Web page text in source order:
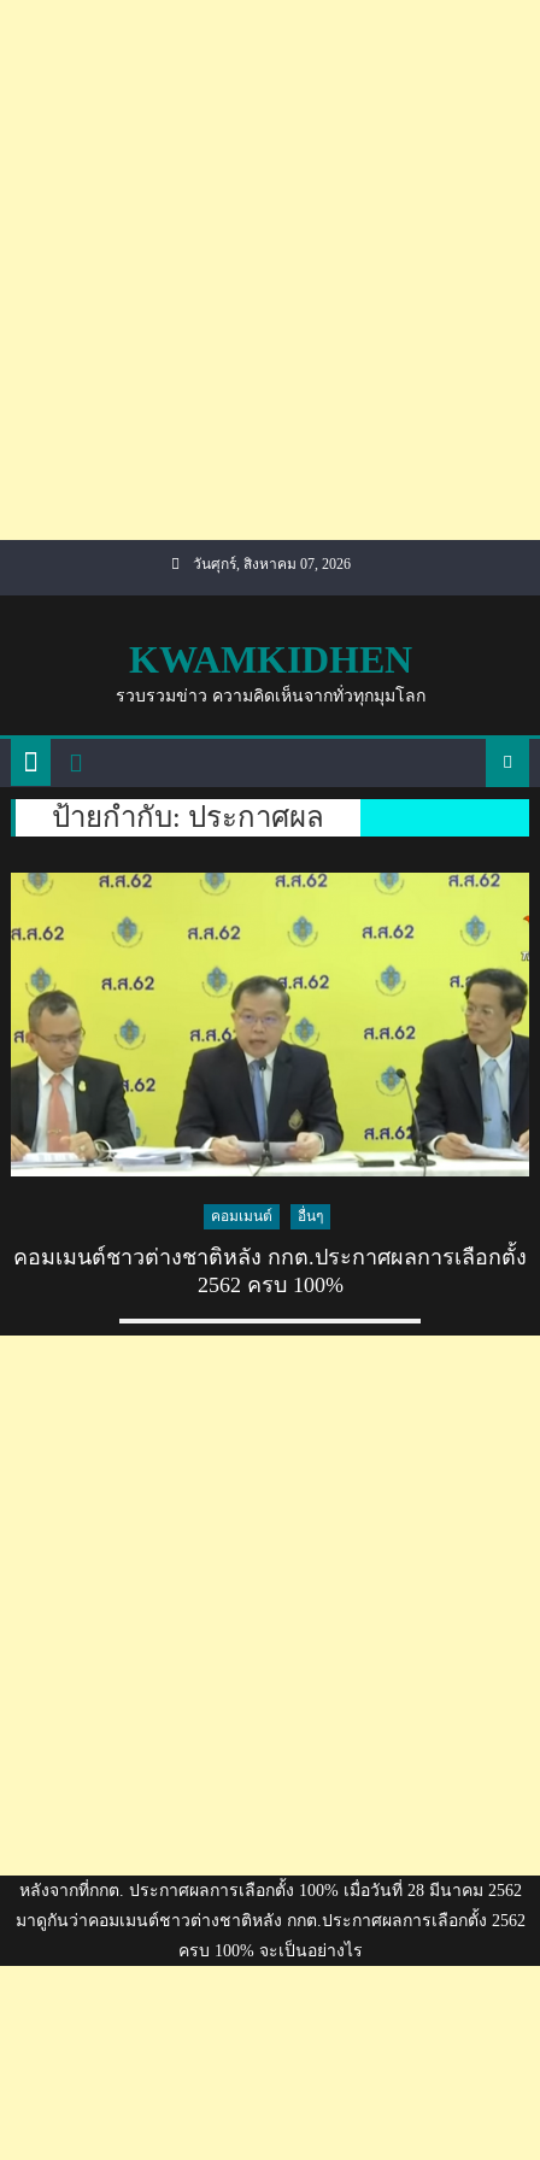
วันศุกร์, สิงหาคม 07, 2026
KWAMKIDHEN
รวบรวมข่าว ความคิดเห็นจากทั่วทุกมุมโลก
ป้ายกำกับ: ประกาศผล
คอมเมนต์ อื่นๆ
คอมเมนต์ชาวต่างชาติหลัง กกต.ประกาศผลการเลือกตั้ง
2562 ครบ 100%
หลังจากที่กกต. ประกาศผลการเลือกตั้ง 100% เมื่อวันที่ 28 มีนาคม 2562
มาดูกันว่าคอมเมนต์ชาวต่างชาติหลัง กกต.ประกาศผลการเลือกตั้ง 2562
ครบ 100% จะเป็นอย่างไร